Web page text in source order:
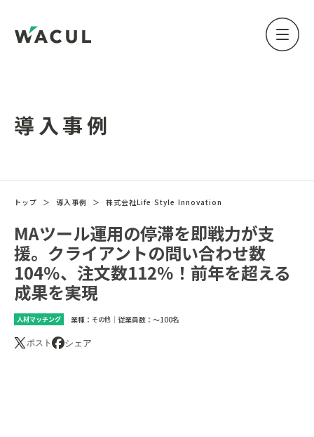
導入事例
トップ ＞ 導入事例 ＞ 株式会社Life Style Innovation
MAツール運用の停滞を即戦力が支
援。クライアントの問い合わせ数
104％、注文数112％！前年を超える
成果を実現
人材マッチング 業種： その他 ｜ 従業員数： ～100名
ポスト シェア